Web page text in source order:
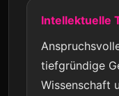
Intellektuelle
tiefgründige
Wissenschaft